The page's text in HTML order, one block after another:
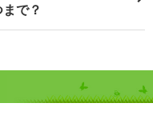
で？